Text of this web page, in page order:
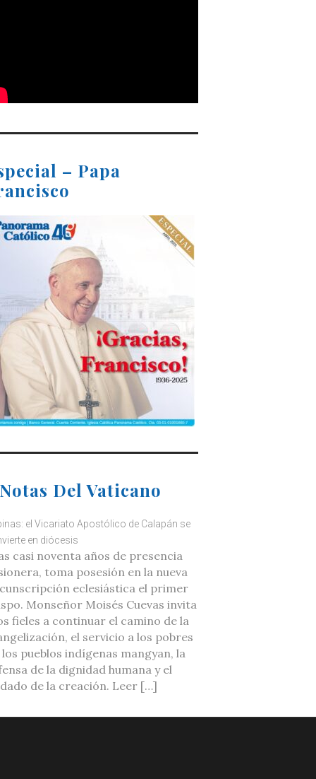
– Papa
Del Vaticano
el Vicariato Apostólico de Calapán se
en diócesis
casi noventa años de presencia
toma posesión en la nueva
eclesiástica el primer
Monseñor Moisés Cuevas invita
fieles a continuar el camino de la
el servicio a los pobres
los pueblos indígenas mangyan, la
de la dignidad humana y el
de la creación. Leer […]